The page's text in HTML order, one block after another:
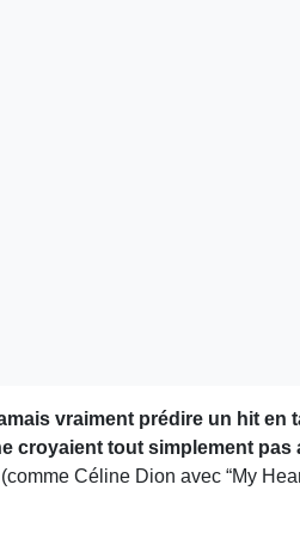
vraiment prédire un hit en
croyaient tout simplement
(comme Céline Dion avec “My